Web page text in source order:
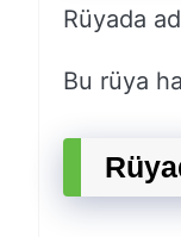
Rüyada
Bu rüya